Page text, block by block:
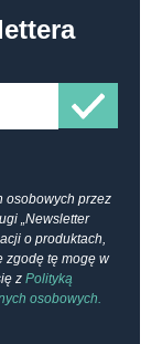
osobowych przez
„Newsletter
o produktach,
zgodę tę mogę w
z Polityką
osobowych.